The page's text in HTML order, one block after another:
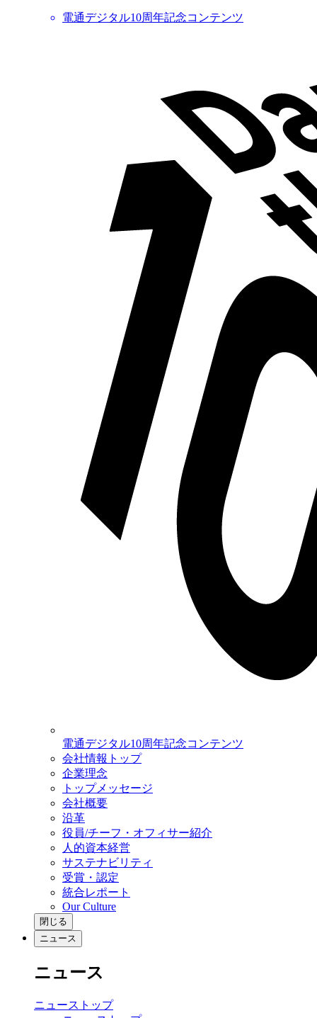
電通デジタル10周年記念コンテンツ
電通デジタル10周年記念コンテンツ
会社情報トップ
企業理念
トップメッセージ
会社概要
沿革
役員/チーフ・オフィサー紹介
人的資本経営
サステナビリティ
受賞・認定
統合レポート
Our Culture
閉じる
ニュース
ニュース
ニューストップ